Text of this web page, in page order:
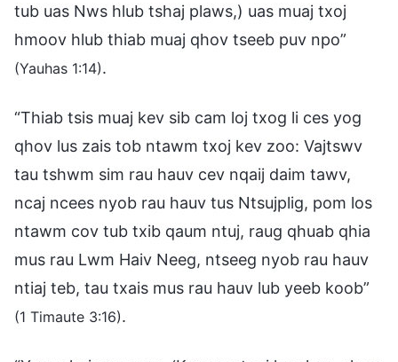
tub uas Nws hlub tshaj plaws,) uas muaj txoj
hmoov hlub thiab muaj qhov tseeb puv npo”
(Yauhas 1:14).
“Thiab tsis muaj kev sib cam loj txog li ces yog
qhov lus zais tob ntawm txoj kev zoo: Vajtswv
tau tshwm sim rau hauv cev nqaij daim tawv,
ncaj ncees nyob rau hauv tus Ntsujplig, pom los
ntawm cov tub txib qaum ntuj, raug qhuab qhia
mus rau Lwm Haiv Neeg, ntseeg nyob rau hauv
ntiaj teb, tau txais mus rau hauv lub yeeb koob”
(1 Timaute 3:16).